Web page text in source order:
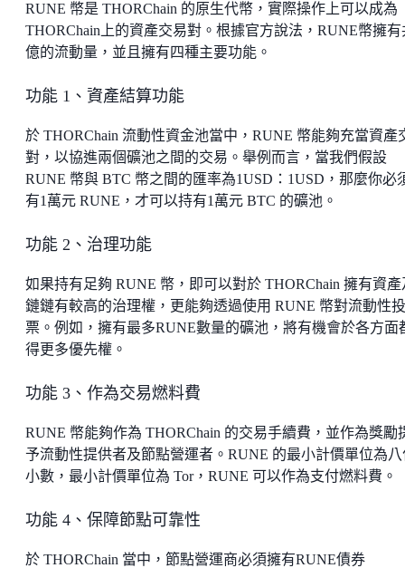
RUNE 幣是 THORChain 的原生代幣，實際操作上可以成為
THORChain上的資產交易對。根據官方說法，RUNE幣擁有
億的流動量，並且擁有四種主要功能。
功能 1、資產結算功能
於 THORChain 流動性資金池當中，RUNE 幣能夠充當資產
對，以協進兩個礦池之間的交易。舉例而言，當我們假設
RUNE 幣與 BTC 幣之間的匯率為1USD：1USD，那麼你必
有1萬元 RUNE，才可以持有1萬元 BTC 的礦池。
功能 2、治理功能
如果持有足夠 RUNE 幣，即可以對於 THORChain 擁有資產
鏈鏈有較高的治理權，更能夠透過使用 RUNE 幣對流動性投
票。例如，擁有最多RUNE數量的礦池，將有機會於各方面
得更多優先權。
功能 3、作為交易燃料費
RUNE 幣能夠作為 THORChain 的交易手續費，並作為獎勵
予流動性提供者及節點營運者。RUNE 的最小計價單位為八
小數，最小計價單位為 Tor，RUNE 可以作為支付燃料費。
功能 4、保障節點可靠性
於 THORChain 當中，節點營運商必須擁有RUNE債券